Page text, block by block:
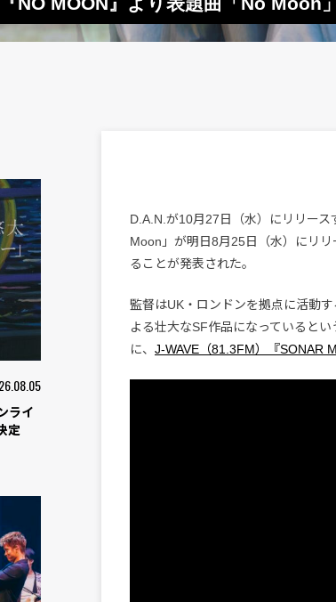
ライ
定
D.A.N.が10月27日（水）にリリー
Moon」が明日8月25日（水）にリ
ることが発表された。
監督はUK・ロンドンを拠点に活動
よる壮大なSF作品になっていると
に、 J-WAVE（81.3FM）『SONAR